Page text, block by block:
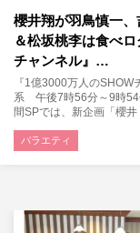
櫻井翔が羽鳥慎一
＆松坂桃李は食べ
チャンネル』…
『1億3000万人の
系 午後7時56分～9時54
間SPでは、新企画「櫻
バラエティ